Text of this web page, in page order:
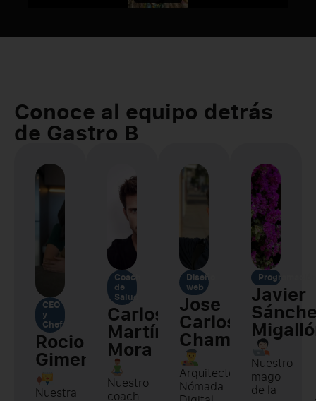
Conoce al equipo detrás
de Gastro B
CEO
y
Chef
Rocio
Gimenez
Nuestra
Coach
de
Salud
Carlos
Martín-
Mora
Nuestro
coach
Diseño
web
Jose
Carlos
Chamorro
Arquitecto,
Nómada
Programación
Javier
Nuestro
mago
de la